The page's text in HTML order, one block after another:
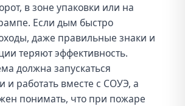
в зоне упаковки или на
Если дым быстро
даже правильные знаки и
теряют эффективность.
должна запускаться
и работать вместе с СОУЭ, а
понимать, что при пожаре